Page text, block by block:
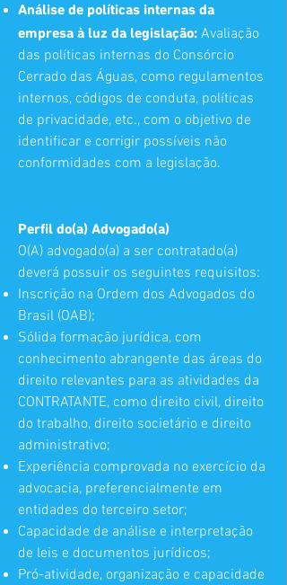
Análise de políticas internas da
empresa à luz da legislação: Avaliação
das políticas internas do Consórcio
Cerrado das Águas, como regulamentos
internos, códigos de conduta, políticas
de privacidade, etc., com o objetivo de
identificar e corrigir possíveis não
conformidades com a legislação.
Perfil do(a) Advogado(a)
O(A) advogado(a) a ser contratado(a)
deverá possuir os seguintes requisitos:
Inscrição na Ordem dos Advogados do
Brasil (OAB);
Sólida formação jurídica, com
conhecimento abrangente das áreas do
direito relevantes para as atividades da
CONTRATANTE, como direito civil, direito
do trabalho, direito societário e direito
administrativo;
Experiência comprovada no exercício da
advocacia, preferencialmente em
entidades do terceiro setor;
Capacidade de análise e interpretação
de leis e documentos jurídicos;
Pró-atividade, organização e capacidade